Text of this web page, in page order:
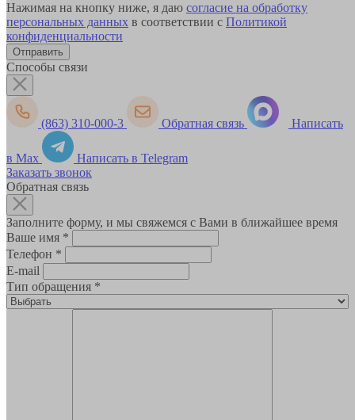
Нажимая на кнопку ниже, я даю согласие на обработку
персональных данных в соответствии с Политикой
конфиденциальности
Способы связи
(863) 310-000-3 Обратная связь Написать
в Max
Написать в Telegram
Заказать звонок
Обратная связь
Заполните форму, и мы свяжемся с Вами в ближайшее время
Ваше имя *
Телефон *
E-mail
Тип обращения *